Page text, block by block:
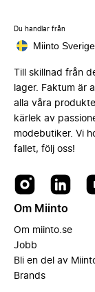
Du handlar från
Miinto Sverige
Till skillnad från
lager. Faktum är
alla våra
kärlek av
modebutiker. Vi
fallet, följ oss!
Om Miinto
Om miinto.se
Jobb
Bli en del av
Brands